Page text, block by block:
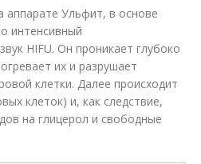
аппарате Ульфит, в основе
интенсивный
HIFU. Он проникает глубоко
их и разрушает
клетки. Далее происходит
клеток) и, как следствие,
на глицерол и свободные